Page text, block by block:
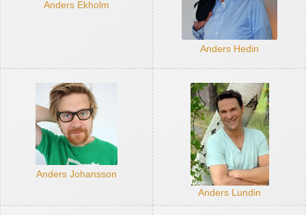
Anders Ekholm
Anders Hedin
Anders Johansson
Anders Lundin